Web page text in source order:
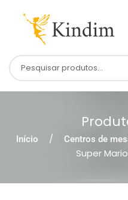
Início Centros de
Super